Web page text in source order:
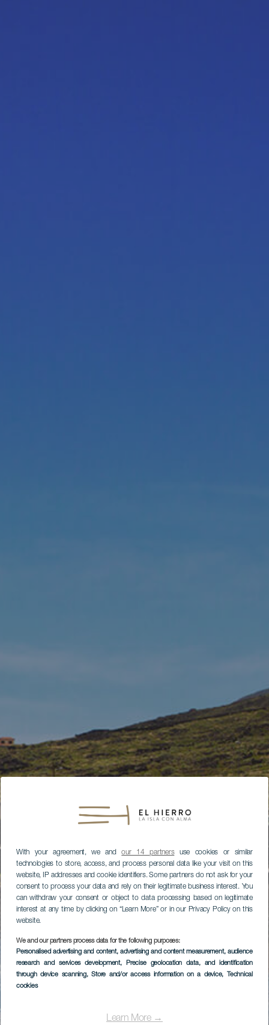
With your agreement, we andour 14 partnersuse cookies or similar
technologies to store, access, and process personal data like your visit on this
website, IP addresses and cookie identifiers. Some partners do not ask for your
consent to process your data and rely on their legitimate business interest. You
can withdraw your consent or object to data processing based on legitimate
interest at any time by clicking on “Learn More” or in our Privacy Policy on this
website.
We and our partners process data for the following purposes:
Personalised advertising and content, advertising and content measurement, audience
research and services development, Precise geolocation data, and identification
through device scanning, Store and/or access information on a device, Technical
cookies
Learn More →